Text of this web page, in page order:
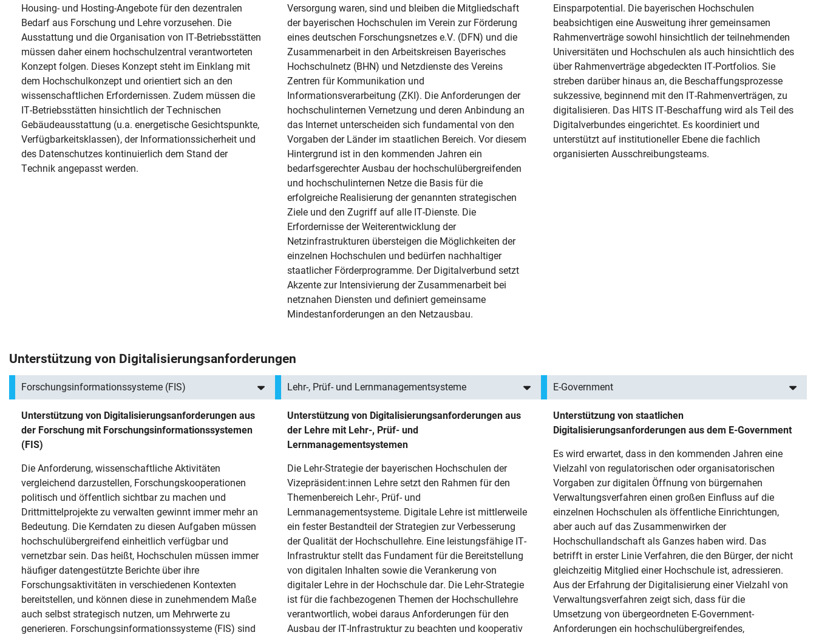
Housing- und Hosting-Angebote für den dezentralen
Bedarf aus Forschung und Lehre vorzusehen. Die
Ausstattung und die Organisation von IT-Betriebsstätten
müssen daher einem hochschulzentral verantworteten
Konzept folgen. Dieses Konzept steht im Einklang mit
dem Hochschulkonzept und orientiert sich an den
wissenschaftlichen Erfordernissen. Zudem müssen die
IT-Betriebsstätten hinsichtlich der Technischen
Gebäudeausstattung (u.a. energetische Gesichtspunkte,
Verfügbarkeitsklassen), der Informationssicherheit und
des Datenschutzes kontinuierlich dem Stand der
Technik angepasst werden.
Versorgung waren, sind und bleiben die Mitgliedschaft
der bayerischen Hochschulen im Verein zur Förderung
eines deutschen Forschungsnetzes e.V. (DFN) und die
Zusammenarbeit in den Arbeitskreisen Bayerisches
Hochschulnetz (BHN) und Netzdienste des Vereins
Zentren für Kommunikation und
Informationsverarbeitung (ZKI). Die Anforderungen der
hochschulinternen Vernetzung und deren Anbindung an
das Internet unterscheiden sich fundamental von den
Vorgaben der Länder im staatlichen Bereich. Vor diesem
Hintergrund ist in den kommenden Jahren ein
bedarfsgerechter Ausbau der hochschulübergreifenden
und hochschulinternen Netze die Basis für die
erfolgreiche Realisierung der genannten strategischen
Ziele und den Zugriff auf alle IT-Dienste. Die
Erfordernisse der Weiterentwicklung der
Netzinfrastrukturen übersteigen die Möglichkeiten der
einzelnen Hochschulen und bedürfen nachhaltiger
staatlicher Förderprogramme. Der Digitalverbund setzt
Akzente zur Intensivierung der Zusammenarbeit bei
netznahen Diensten und definiert gemeinsame
Mindestanforderungen an den Netzausbau.
Einsparpotential. Die bayerischen Hochschulen
beabsichtigen eine Ausweitung ihrer gemeinsamen
Rahmenverträge sowohl hinsichtlich der teilnehmenden
Universitäten und Hochschulen als auch hinsichtlich des
über Rahmenverträge abgedeckten IT-Portfolios. Sie
streben darüber hinaus an, die Beschaffungsprozesse
sukzessive, beginnend mit den IT-Rahmenverträgen, zu
digitalisieren. Das HITS IT-Beschaffung wird als Teil des
Digitalverbundes eingerichtet. Es koordiniert und
unterstützt auf institutioneller Ebene die fachlich
organisierten Ausschreibungsteams.
Unterstützung von Digitalisierungsanforderungen
Forschungsinformationssysteme (FIS)
Unterstützung von Digitalisierungsanforderungen aus
der Forschung mit Forschungsinformationssystemen
(FIS)
Die Anforderung, wissenschaftliche Aktivitäten
vergleichend darzustellen, Forschungskooperationen
politisch und öffentlich sichtbar zu machen und
Drittmittelprojekte zu verwalten gewinnt immer mehr an
Bedeutung. Die Kerndaten zu diesen Aufgaben müssen
hochschulübergreifend einheitlich verfügbar und
vernetzbar sein. Das heißt, Hochschulen müssen immer
häufiger datengestützte Berichte über ihre
Forschungsaktivitäten in verschiedenen Kontexten
bereitstellen, und können diese in zunehmendem Maße
auch selbst strategisch nutzen, um Mehrwerte zu
generieren. Forschungsinformationssysteme (FIS) sind
Lehr-, Prüf- und Lernmanagementsysteme
Unterstützung von Digitalisierungsanforderungen aus
der Lehre mit Lehr-, Prüf- und
Lernmanagementsystemen
Die Lehr-Strategie der bayerischen Hochschulen der
Vizepräsident:innen Lehre setzt den Rahmen für den
Themenbereich Lehr-, Prüf- und
Lernmanagementsysteme. Digitale Lehre ist mittlerweile
ein fester Bestandteil der Strategien zur Verbesserung
der Qualität der Hochschullehre. Eine leistungsfähige IT-
Infrastruktur stellt das Fundament für die Bereitstellung
von digitalen Inhalten sowie die Verankerung von
digitaler Lehre in der Hochschule dar. Die Lehr-Strategie
ist für die fachbezogenen Themen der Hochschullehre
verantwortlich, wobei daraus Anforderungen für den
Ausbau der IT-Infrastruktur zu beachten und kooperativ
E-Government
Unterstützung von staatlichen
Digitalisierungsanforderungen aus dem E-Government
Es wird erwartet, dass in den kommenden Jahren eine
Vielzahl von regulatorischen oder organisatorischen
Vorgaben zur digitalen Öffnung von bürgernahen
Verwaltungsverfahren einen großen Einfluss auf die
einzelnen Hochschulen als öffentliche Einrichtungen,
aber auch auf das Zusammenwirken der
Hochschullandschaft als Ganzes haben wird. Das
betrifft in erster Linie Verfahren, die den Bürger, der nicht
gleichzeitig Mitglied einer Hochschule ist, adressieren.
Aus der Erfahrung der Digitalisierung einer Vielzahl von
Verwaltungsverfahren zeigt sich, dass für die
Umsetzung von übergeordneten E-Government-
Anforderungen ein hochschulübergreifendes,